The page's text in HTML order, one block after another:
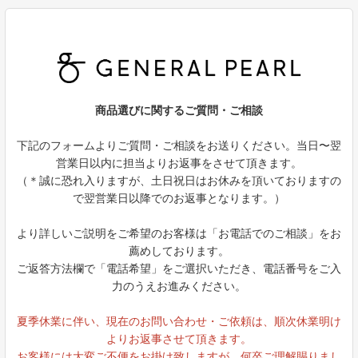
商品選びに関するご質問・ご相談
下記のフォームよりご質問・ご相談をお送りください。当日〜翌
営業日以内に担当よりお返事をさせて頂きます。
（＊誠に恐れ入りますが、土日祝日はお休みを頂いておりますの
で翌営業日以降でのお返事となります。）
より詳しいご説明をご希望のお客様は「お電話でのご相談」をお
薦めしております。
ご返答方法欄で「電話希望」をご選択いただき、電話番号をご入
力のうえお進みください。
夏季休業に伴い、現在のお問い合わせ・ご依頼は、順次休業明け
よりお返事させて頂きます。